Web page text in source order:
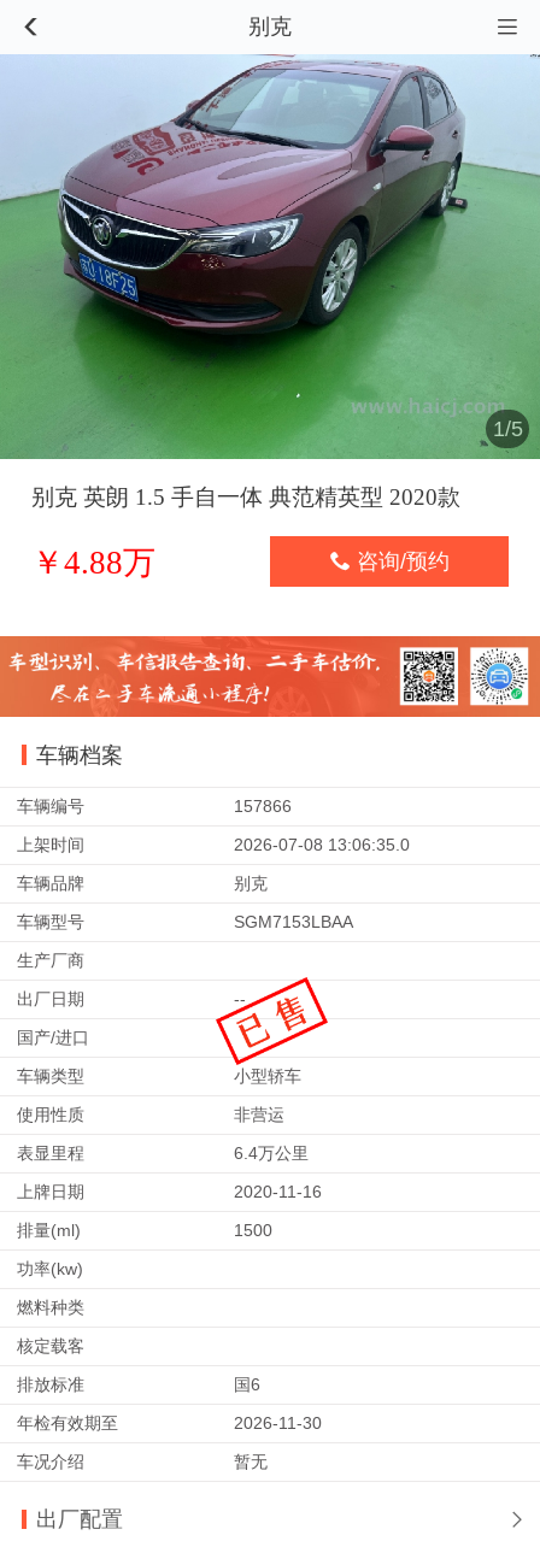
 别克 
1/5
别克 英朗 1.5 手自一体 典范精英型 2020款
￥4.88万  咨询/预约
车辆档案
车辆编号
157866
上架时间
2026-07-08 13:06:35.0
车辆品牌
别克
车辆型号
SGM7153LBAA
生产厂商
出厂日期
--
国产/进口
车辆类型
小型轿车
使用性质
非营运
表显里程
6.4万公里
上牌日期
2020-11-16
排量(ml)
1500
功率(kw)
燃料种类
核定载客
排放标准
国6
年检有效期至
2026-11-30
车况介绍
暂无
出厂配置 